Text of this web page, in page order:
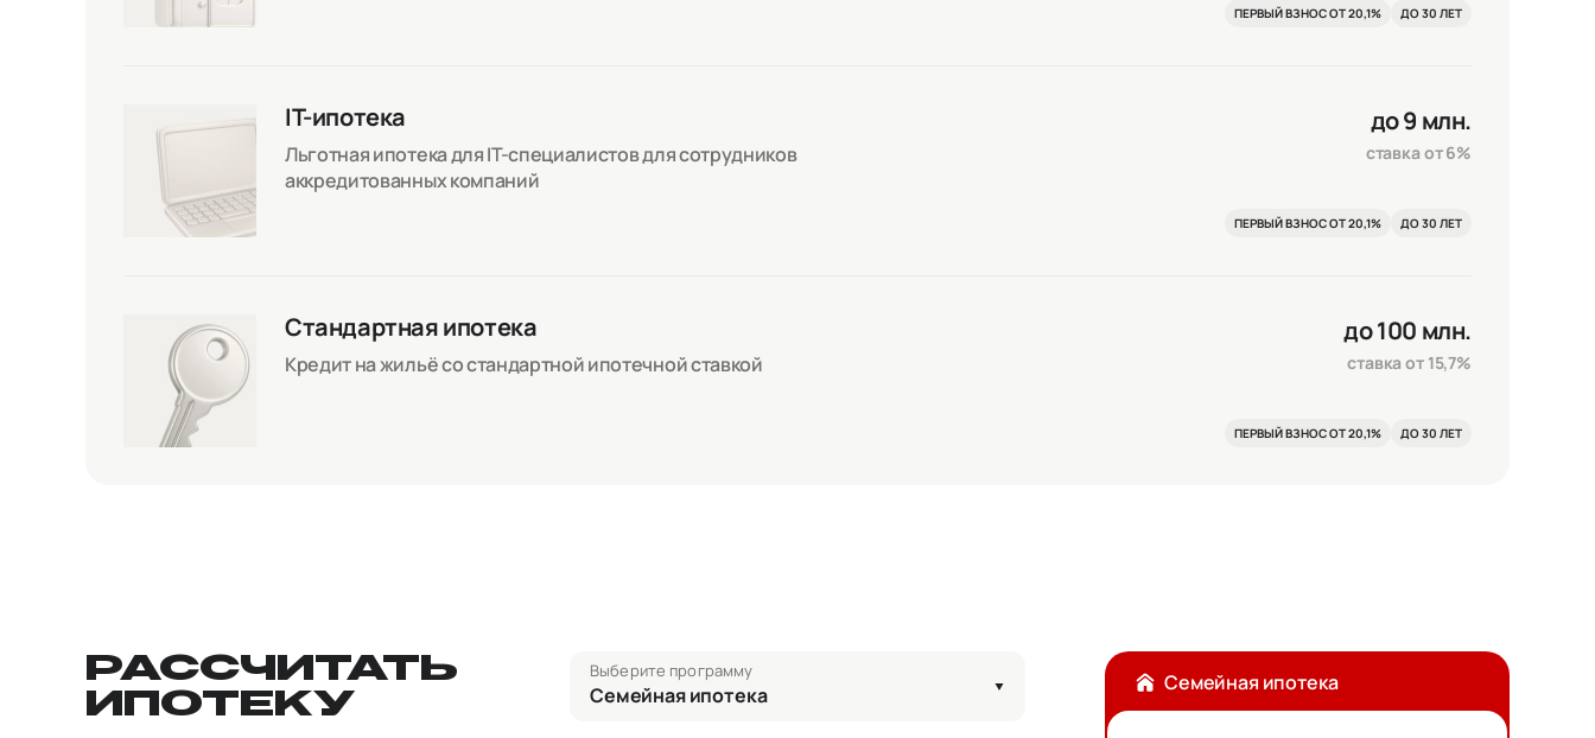
ПЕРВЫЙ ВЗНОС ОТ 20,1% ДО 30 ЛЕТ
IT-ипотека
Льготная ипотека для IT-специалистов для сотрудников
аккредитованных компаний
до 9 млн.
ставка от 6%
ПЕРВЫЙ ВЗНОС ОТ 20,1% ДО 30 ЛЕТ
Стандартная ипотека
Кредит на жильё со стандартной ипотечной ставкой
до 100 млн.
ставка от 15,7%
ПЕРВЫЙ ВЗНОС ОТ 20,1% ДО 30 ЛЕТ
РАССЧИТАТЬ
ИПОТЕКУ
Выберите программу
Семейная ипотека Семейная ипотека